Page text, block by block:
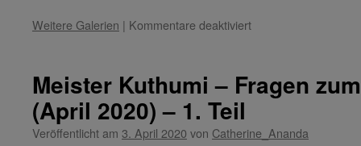
Weitere Galerien | Kommentare deaktiviertfür
Fragen
(April
Meister Kuthumi – Fragen
(April 2020) – 1. Teil
Veröffentlicht am 3. April 2020 von Catherine_Ananda